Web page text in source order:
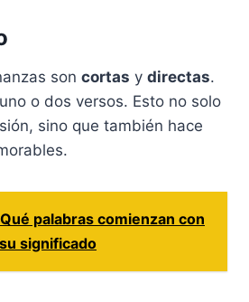
son cortas y directas.
o dos versos. Esto no solo
sino que también hace
Qué palabras comienzan con
significado